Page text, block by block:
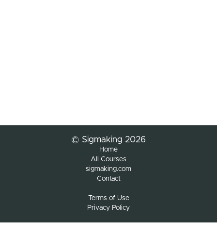
© Sigmaking 2026
Home
All Courses
sigmaking.com
Contact
Terms of Use
Privacy Policy